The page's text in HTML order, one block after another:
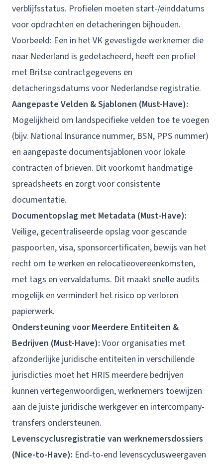
verblijfsstatus. Profielen moeten start-/einddatums
voor opdrachten en detacheringen bijhouden.
Voorbeeld: Een in het VK gevestigde werknemer die
naar Nederland is gedetacheerd, heeft een profiel
met Britse contractgegevens en
detacheringsdatums voor Nederlandse registratie.
Aangepaste Velden & Sjablonen (Must-Have):
Mogelijkheid om landspecifieke velden toe te voegen
(bijv. National Insurance nummer, BSN, PPS nummer)
en aangepaste documentsjablonen voor lokale
contracten of brieven. Dit voorkomt handmatige
spreadsheets en zorgt voor consistente
documentatie.
Documentopslag met Metadata (Must-Have):
Veilige, gecentraliseerde opslag voor gescande
paspoorten, visa, sponsorcertificaten, bewijs van het
recht om te werken en relocatieovereenkomsten,
met tags en vervaldatums. Dit maakt snelle audits
mogelijk en vermindert het risico op verloren
papierwerk.
Ondersteuning voor Meerdere Entiteiten &
Bedrijven (Must-Have): Voor organisaties met
afzonderlijke juridische entiteiten in verschillende
jurisdicties moet het HRIS meerdere bedrijven
kunnen vertegenwoordigen, werknemers toewijzen
aan de juiste juridische werkgever en intercompany-
transfers ondersteunen.
Levenscyclusregistratie van werknemersdossiers
(Nice-to-Have): End-to-end levenscyclusweergaven